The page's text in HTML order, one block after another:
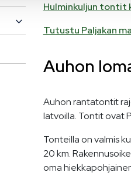
Hulminkuljun tontit
Tutustu Paljakan
Auhon
Auhon rantatontit
latvoilla. Tontit ovat
Tonteilla on valmis
20 km.
oma